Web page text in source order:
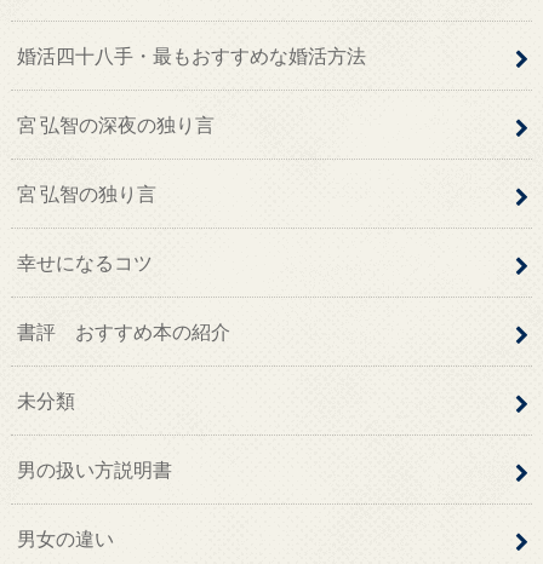
婚活四十八手・最もおすすめな婚活方法
宮 弘智の深夜の独り言
宮 弘智の独り言
幸せになるコツ
書評 おすすめ本の紹介
未分類
男の扱い方説明書
男女の違い